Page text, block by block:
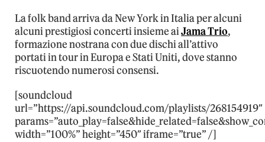
La folk band arriva da New York in Italia per alcuni
alcuni prestigiosi concerti insieme aiJama Trio,
formazione nostrana con due dischi all’attivo
portati in tour in Europa e Stati Uniti, dove stanno
riscuotendo numerosi consensi.
[soundcloud
url=”https://api.soundcloud.com/playlists/268154919″
width=”100%” height=”450″ iframe=”true” /]